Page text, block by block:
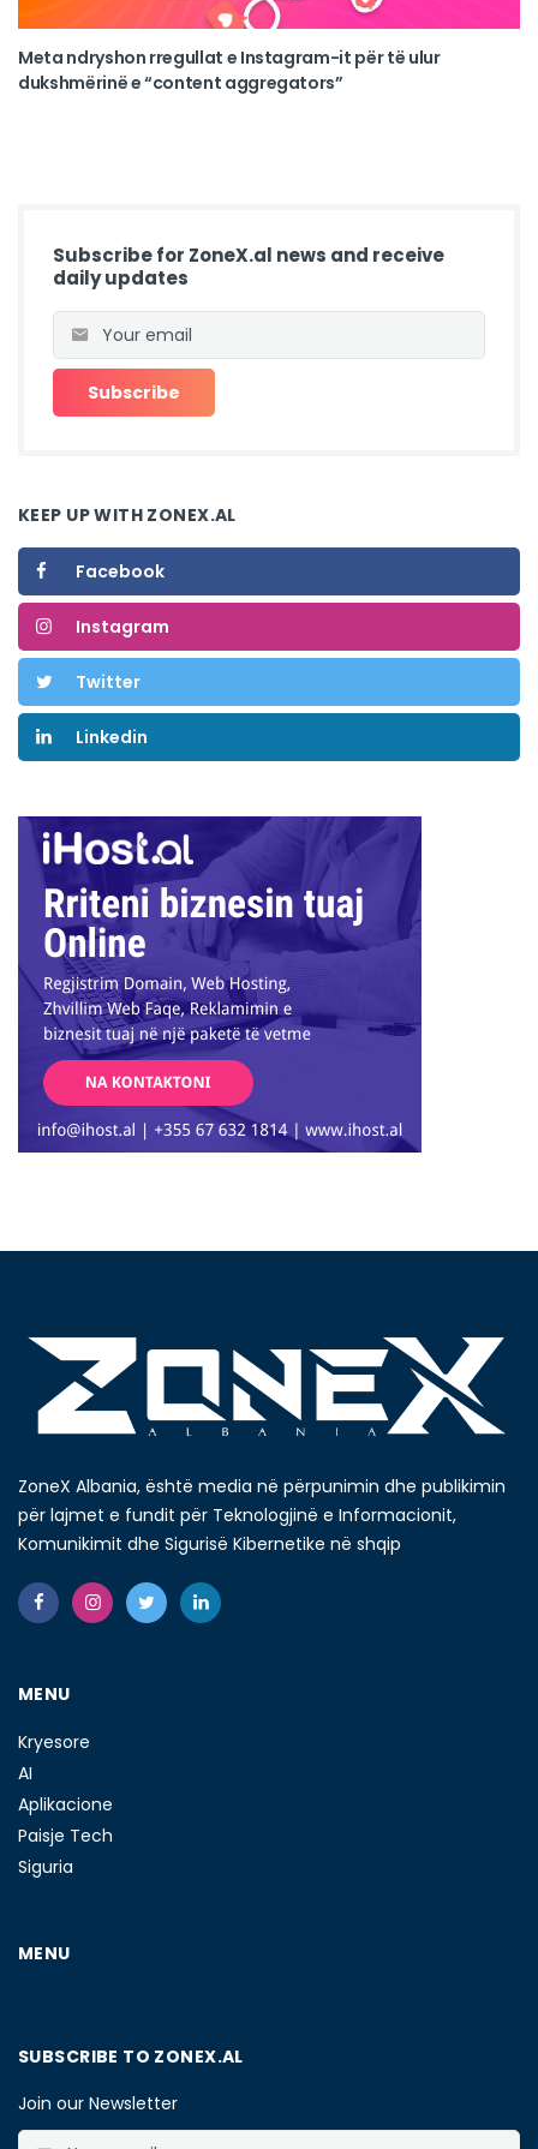
Meta ndryshon rregullat e Instagram-it për të ulur
dukshmërinë e “content aggregators”
Subscribe for ZoneX.al news and receive
daily updates
KEEP UP WITH ZONEX.AL
Facebook
Instagram
Twitter
Linkedin
ZoneX Albania, është media në përpunimin dhe publikimin
për lajmet e fundit për Teknologjinë e Informacionit,
Komunikimit dhe Sigurisë Kibernetike në shqip
MENU
Kryesore
AI
Aplikacione
Paisje Tech
Siguria
MENU
SUBSCRIBE TO ZONEX.AL
Join our Newsletter